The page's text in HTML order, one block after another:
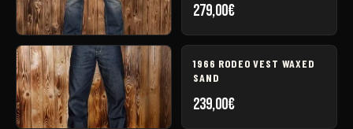
1958 PANTALON PIKE
BROTHER 15OZ INDIGO
279,00€
1966 RODEO VEST WAXED
SAND
239,00€